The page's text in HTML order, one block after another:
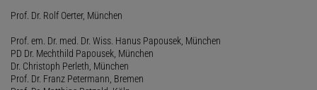
Prof. Dr. Rolf Oerter, München
Prof. em. Dr. med. Dr. Wiss. Hanus Papousek, München
PD Dr. Mechthild Papousek, München
Dr. Christoph Perleth, München
Prof. Dr. Franz Petermann, Bremen